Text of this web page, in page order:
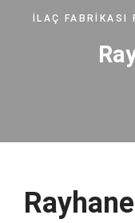
İLAÇ FABRIKASI